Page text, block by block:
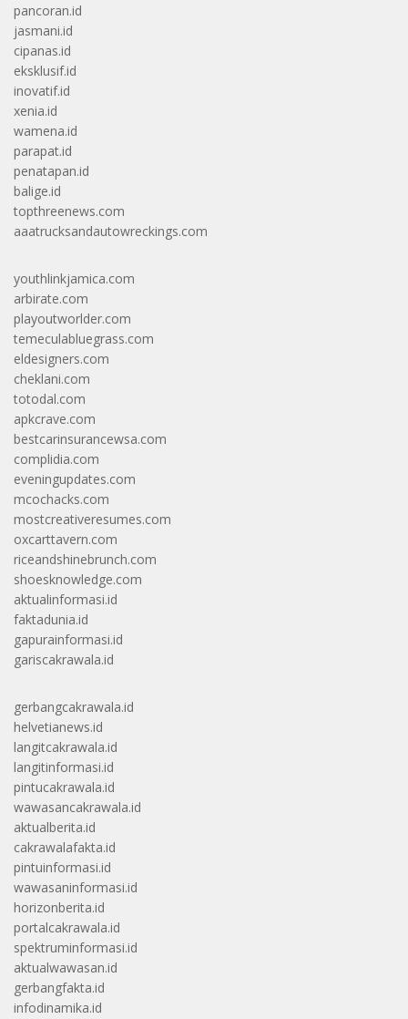
pancoran.id
jasmani.id
cipanas.id
eksklusif.id
inovatif.id
xenia.id
wamena.id
parapat.id
penatapan.id
balige.id
topthreenews.com
aaatrucksandautowreckings.com
youthlinkjamica.com
arbirate.com
playoutworlder.com
temeculabluegrass.com
eldesigners.com
cheklani.com
totodal.com
apkcrave.com
bestcarinsurancewsa.com
complidia.com
eveningupdates.com
mcochacks.com
mostcreativeresumes.com
oxcarttavern.com
riceandshinebrunch.com
shoesknowledge.com
aktualinformasi.id
faktadunia.id
gapurainformasi.id
gariscakrawala.id
gerbangcakrawala.id
helvetianews.id
langitcakrawala.id
langitinformasi.id
pintucakrawala.id
wawasancakrawala.id
aktualberita.id
cakrawalafakta.id
pintuinformasi.id
wawasaninformasi.id
horizonberita.id
portalcakrawala.id
spektruminformasi.id
aktualwawasan.id
gerbangfakta.id
infodinamika.id